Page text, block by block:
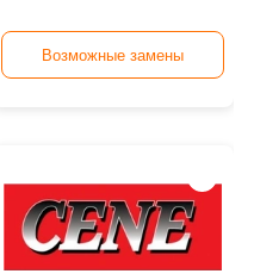
Возможные замены